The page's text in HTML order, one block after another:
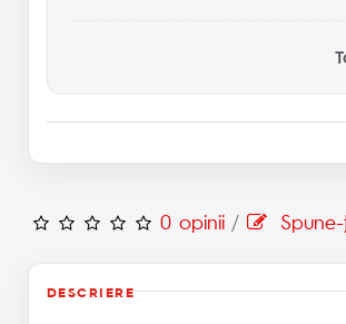
0 opinii /
DESCRIERE